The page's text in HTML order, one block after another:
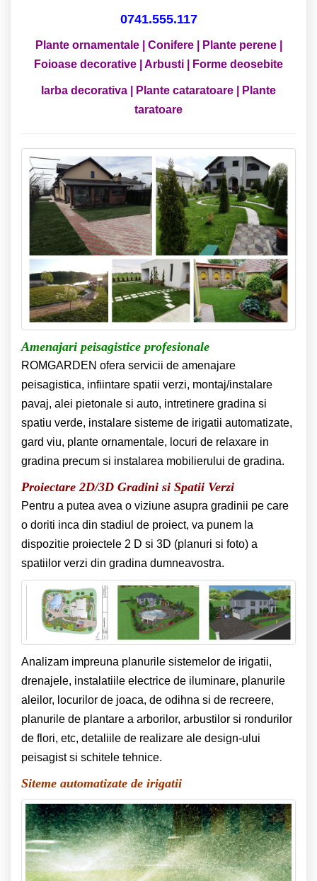
0741.555.117
Plante ornamentale | Conifere | Plante perene |
Foioase decorative | Arbusti | Forme deosebite
Iarba decorativa | Plante cataratoare | Plante
taratoare
Amenajari peisagistice profesionale
ROMGARDEN ofera servicii de amenajare
peisagistica, infiintare spatii verzi, montaj/instalare
pavaj, alei pietonale si auto, intretinere gradina si
spatiu verde, instalare sisteme de irigatii automatizate,
gard viu, plante ornamentale, locuri de relaxare in
gradina precum si instalarea mobilierului de gradina.
Proiectare 2D/3D Gradini si Spatii Verzi
Pentru a putea avea o viziune asupra gradinii pe care
o doriti inca din stadiul de proiect, va punem la
dispozitie proiectele 2 D si 3D (planuri si foto) a
spatiilor verzi din gradina dumneavostra.
Analizam impreuna planurile sistemelor de irigatii,
drenajele, instalatiile electrice de iluminare, planurile
aleilor, locurilor de joaca, de odihna si de recreere,
planurile de plantare a arborilor, arbustilor si rondurilor
de flori, etc, detaliile de realizare ale design-ului
peisagist si schitele tehnice.
Siteme automatizate de irigatii